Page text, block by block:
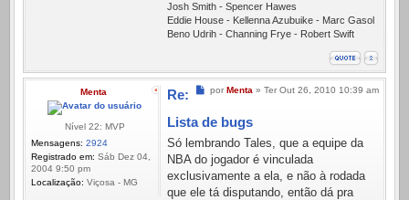
Josh Smith - Spencer Hawes
Eddie House - Kellenna Azubuike - Marc Gasol
Beno Udrih - Channing Frye - Robert Swift
Menta
Nível 22: MVP
Mensagens: 2924
Registrado em: Sáb Dez 04,
2004 9:50 pm
Localização: Viçosa - MG
Mensagem
por Menta » Ter Out 26, 2010 10:39 am
Re:
Lista de bugs
Só lembrando Tales, que a equipe da
NBA do jogador é vinculada
exclusivamente a ela, e não à rodada
que ele tá disputando, então dá pra